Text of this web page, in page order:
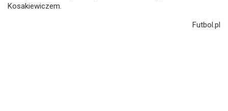
Kosakiewiczem.
Futbol.pl